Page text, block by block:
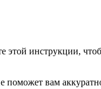
этой инструкции,
поможет вам